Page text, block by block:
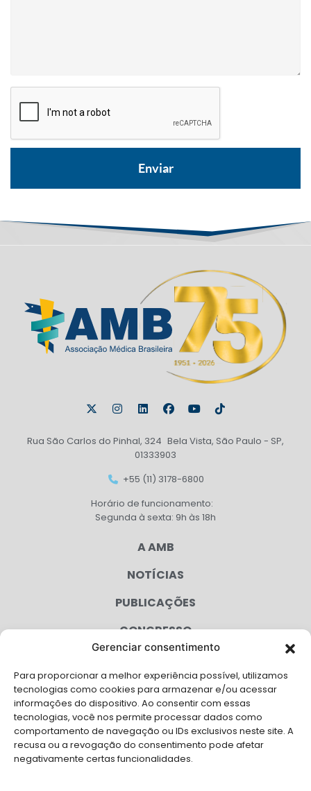
Gerenciar consentimento
Para proporcionar a melhor experiência possível, utilizamos
tecnologias como cookies para armazenar e/ou acessar
informações do dispositivo. Ao consentir com essas
tecnologias, você nos permite processar dados como
comportamento de navegação ou IDs exclusivos neste site. A
recusa ou a revogação do consentimento pode afetar
negativamente certas funcionalidades.
Rua São Carlos do Pinhal, 324 Bela Vista, São Paulo - SP,
01333903
+55 (11) 3178-6800
Horário de funcionamento:
Segunda à sexta: 9h às 18h
A AMB
NOTÍCIAS
PUBLICAÇÕES
CONGRESSO
CAMPANHAS
SERVIÇOS
FILIADAS